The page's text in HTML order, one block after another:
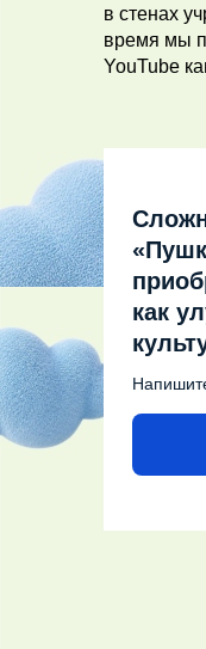
в стенах
время мы
YouTube
как